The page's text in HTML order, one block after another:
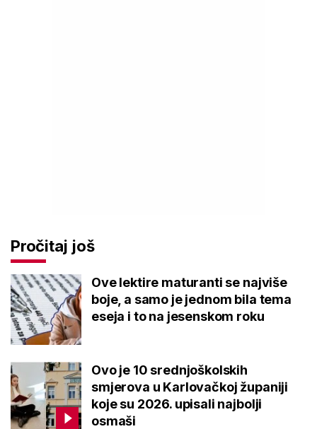
Pročitaj još
Ove lektire maturanti se najviše
boje, a samo je jednom bila tema
eseja i to na jesenskom roku
Ovo je 10 srednjoškolskih
smjerova u Karlovačkoj županiji
koje su 2026. upisali najbolji
osmaši